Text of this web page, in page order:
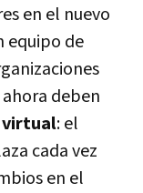
en el nuevo
equipo de
deben
virtual: el
cada vez
en el